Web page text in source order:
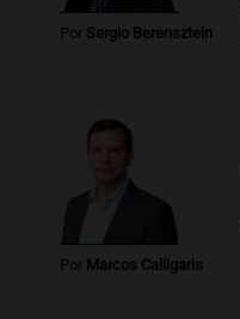
Por Sergio Berensztein
Por Marcos Calligaris